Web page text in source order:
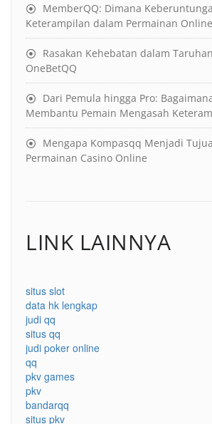
MemberQQ: Dimana
Keterampilan dalam Permainan Online
Rasakan Kehebatan dalam
OneBetQQ
Dari Pemula hingga Pro:
Membantu Pemain Mengasah
Mengapa Kompasqq Menjadi
Permainan Casino Online
LINK LAINNYA
situs slot
data hk lengkap
judi qq
situs qq
judi poker online
qq
pkv games
pkv
bandarqq
situs pkv